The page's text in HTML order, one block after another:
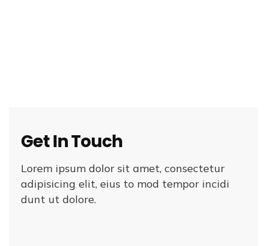
Get In Touch
Lorem ipsum dolor sit amet, consectetur
adipisicing elit, eius to mod tempor incidi
dunt ut dolore.